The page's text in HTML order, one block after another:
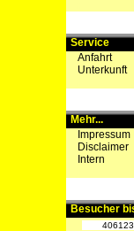
Service
Anfahrt
Unterkunft
Mehr...
Impressum
Disclaimer
Intern
Besucher